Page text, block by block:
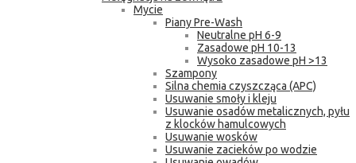
Mycie
Piany Pre-Wash
Neutralne pH 6-9
Zasadowe pH 10-13
Wysoko zasadowe pH >13
Szampony
Silna chemia czyszcząca (APC)
Usuwanie smoły i kleju
Usuwanie osadów metalicznych, pyłu
z klocków hamulcowych
Usuwanie wosków
Usuwanie zacieków po wodzie